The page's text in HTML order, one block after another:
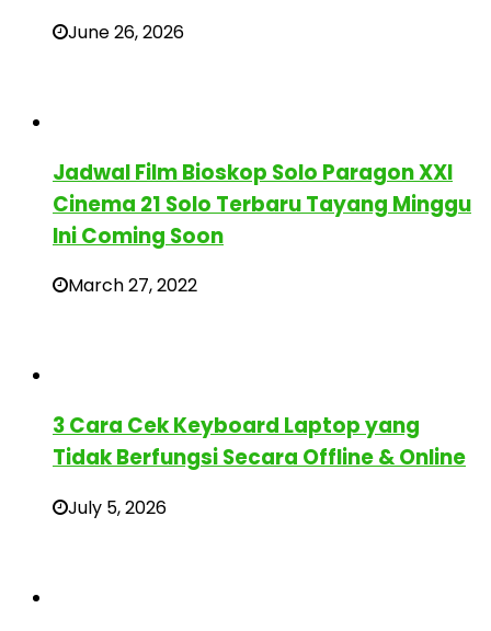
June 26, 2026
Jadwal Film Bioskop Solo Paragon XXI
Cinema 21 Solo Terbaru Tayang Minggu
Ini Coming Soon
March 27, 2022
3 Cara Cek Keyboard Laptop yang
Tidak Berfungsi Secara Offline & Online
July 5, 2026